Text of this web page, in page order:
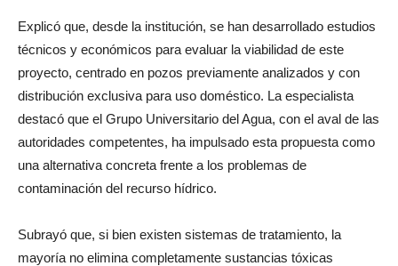
Explicó que, desde la institución, se han desarrollado estudios
técnicos y económicos para evaluar la viabilidad de este
proyecto, centrado en pozos previamente analizados y con
distribución exclusiva para uso doméstico. La especialista
destacó que el Grupo Universitario del Agua, con el aval de las
autoridades competentes, ha impulsado esta propuesta como
una alternativa concreta frente a los problemas de
contaminación del recurso hídrico.
Subrayó que, si bien existen sistemas de tratamiento, la
mayoría no elimina completamente sustancias tóxicas